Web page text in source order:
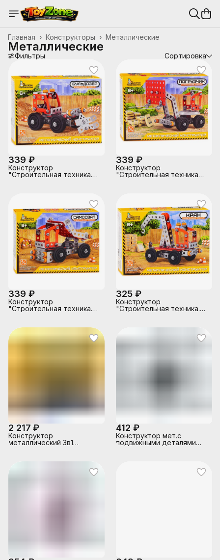
Металлические
Конструкторы ›
Главная ›
Металлические
Фильтры Сортировка
339 ₽
Конструктор
"Строительная техника.
339 ₽
Конструктор
"Строительная техника
339 ₽
Конструктор
"Строительная техника.
325 ₽
Конструктор
"Строительная техника.
2 217 ₽
Конструктор
металлический 3в1
412 ₽
Конструктор мет.с
подвижными деталями